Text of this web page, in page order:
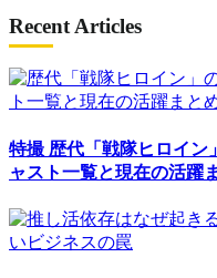
Recent Articles
特撮 歴代「戦隊ヒロイン
ャスト一覧と現在の活躍